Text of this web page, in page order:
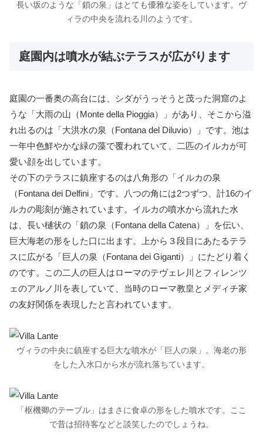
長い坂のような「鎖の泉」はとても優雅な姿をしています。ヴ
ィラの中央を流れる川のようです。
庭園内は噴水が結ぶテラスが広がります
庭園の一番奥の高台には、シダがうっそうと茂った洞窟のよ
うな「大雨の山（Monte della Pioggia）」があり、そこから溢
れ出るのは「大洪水の泉（Fontana del Diluvio）」です。池は
一年中色鮮やかな緑の藻で覆われていて、二匹のイルカが可
愛い顔を出しています。
その下のテラスに鎮座するのは八角形の「イルカの泉
（Fontana dei Delfini」です。八つの角には2つずつ、計16のイ
ルカの彫刻が施されています。イルカの噴水から流れた水
は、長い樋状の「鎖の泉（Fontana della Catena）」を伝い、
巨大海老の形をした口に出ます。上から３段目にあたるテラ
スに広がる「巨人の泉（Fontana dei Giganti）」にたどり着く
のです。この二人の巨人はローマのテヴェレ川とフィレンツ
ェのアルノ川を表していて、当時のローマ教皇とメディチ家
の友好関係を表現したと言われています。
ヴィラの中央に鎮座する巨大な噴水が「巨人の泉」。海老の形
をした入水口から水が流れ落ちています。
「枢機卿のテーブル」はまさに食卓の形をした噴水です。ここ
で昔は招待客などと談笑したのでしょうね。